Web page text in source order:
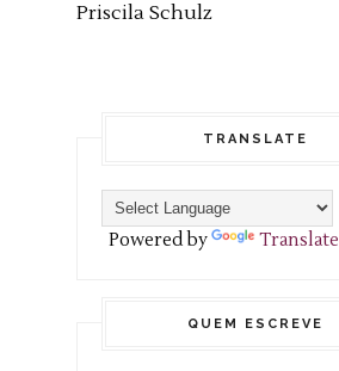
Priscila Schulz
TRANSLATE
Powered by Translate
QUEM ESCREVE